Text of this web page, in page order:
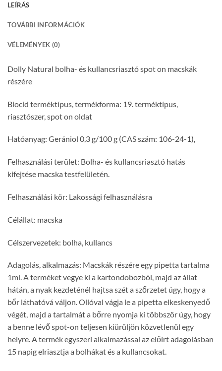
LEÍRÁS
TOVÁBBI INFORMÁCIÓK
VÉLEMÉNYEK (0)
Dolly Natural bolha- és kullancsriasztó spot on macskák
részére
Biocid terméktípus, termékforma: 19. terméktípus,
riasztószer, spot on oldat
Hatóanyag: Gerániol 0,3 g/100 g (CAS szám: 106-24-1),
Felhasználási terület: Bolha- és kullancsriasztó hatás
kifejtése macska testfelületén.
Felhasználási kör: Lakossági felhasználásra
Célállat: macska
Célszervezetek: bolha, kullancs
Adagolás, alkalmazás: Macskák részére egy pipetta tartalma
1ml. A terméket vegye ki a kartondobozból, majd az állat
hátán, a nyak kezdeténél hajtsa szét a szőrzetet úgy, hogy a
bőr láthatóvá váljon. Ollóval vágja le a pipetta elkeskenyedő
végét, majd a tartalmát a bőrre nyomja ki többször úgy, hogy
a benne lévő spot-on teljesen kiürüljön közvetlenül egy
helyre. A termék egyszeri alkalmazással az előírt adagolásban
15 napig elriasztja a bolhákat és a kullancsokat.